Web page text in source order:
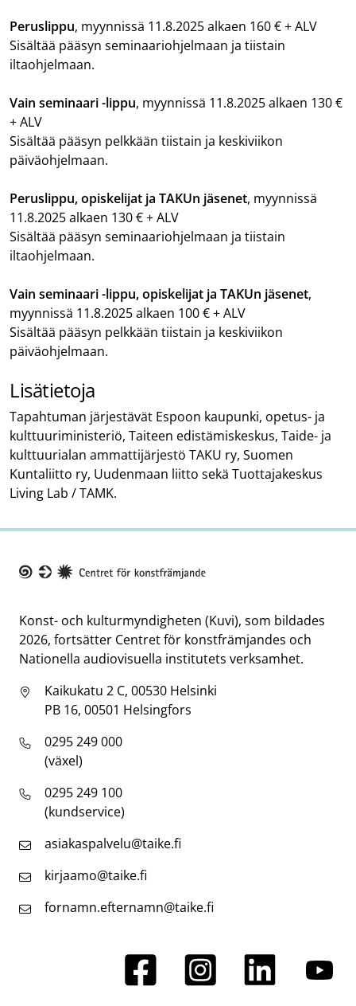
Peruslippu, myynnissä 11.8.2025 alkaen 160 € + ALV
Sisältää pääsyn seminaariohjelmaan ja tiistain
iltaohjelmaan.
Vain seminaari -lippu, myynnissä 11.8.2025 alkaen 130 €
+ ALV
Sisältää pääsyn pelkkään tiistain ja keskiviikon
päiväohjelmaan.
Peruslippu, opiskelijat ja TAKUn jäsenet, myynnissä
11.8.2025 alkaen 130 € + ALV
Sisältää pääsyn seminaariohjelmaan ja tiistain
iltaohjelmaan.
Vain seminaari -lippu, opiskelijat ja TAKUn jäsenet,
myynnissä 11.8.2025 alkaen 100 € + ALV
Sisältää pääsyn pelkkään tiistain ja keskiviikon
päiväohjelmaan.
Lisätietoja
Tapahtuman järjestävät Espoon kaupunki, opetus- ja
kulttuuriministeriö, Taiteen edistämiskeskus, Taide- ja
kulttuurialan ammattijärjestö TAKU ry, Suomen
Kuntaliitto ry, Uudenmaan liitto sekä Tuottajakeskus
Living Lab / TAMK.
Konst- och kulturmyndigheten (Kuvi), som bildades
2026, fortsätter Centret för konstfrämjandes och
Nationella audiovisuella institutets verksamhet.
Kaikukatu 2 C, 00530 Helsinki
PB 16, 00501 Helsingfors
0295 249 000
(växel)
0295 249 100
(kundservice)
asiakaspalvelu@taike.fi
kirjaamo@taike.fi
fornamn.efternamn@taike.fi